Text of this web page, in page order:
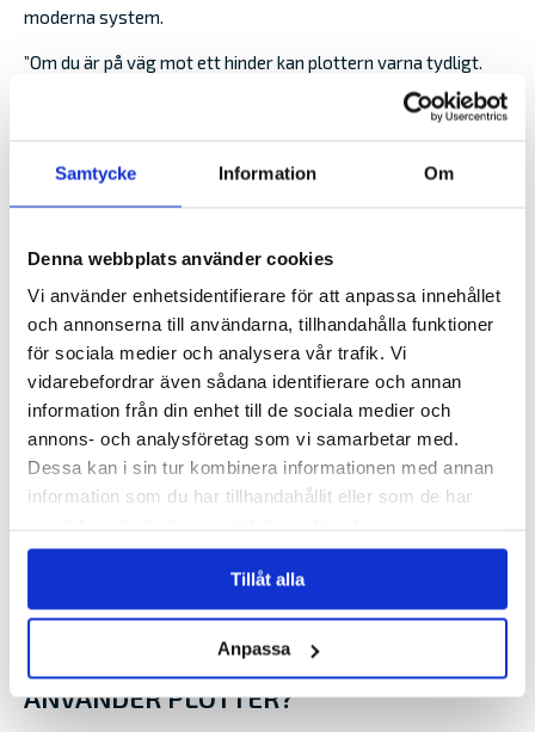
Samtycke Information Om
Denna webbplats använder cookies
Vi använder enhetsidentifierare för att anpassa innehållet
och annonserna till användarna, tillhandahålla funktioner
för sociala medier och analysera vår trafik. Vi
vidarebefordrar även sådana identifierare och annan
information från din enhet till de sociala medier och
annons- och analysföretag som vi samarbetar med.
Dessa kan i sin tur kombinera informationen med annan
information som du har tillhandahållit eller som de har
Tillåt alla
Anpassa
moderna system.
”Om du är på väg mot ett hinder kan plottern varna tydligt.
Det skapar en extra trygghet när du är ute och kör.”
ställe.
”Jag använder plottern till körning, ruttning, kompass, fart och
på samma skärm.”
VAD ÄR VIKTIGT ATT TÄNKA PÅ NÄR DU
ANVÄNDER PLOTTER?